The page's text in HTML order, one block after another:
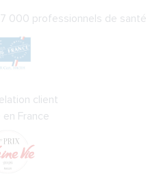
000 professionnels de santé
client
en France